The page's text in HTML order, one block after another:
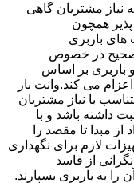
نیاز مشتریان گاهی
همچون
باربری
صحیح در خصوص
باربری بر اساس
می کند.وانت بار
با نیاز مشتریان
داشته باشد و با
مبدا تا مقصد را
لازم برای نگهداری
از فاسد
را به باربری بسپارند.